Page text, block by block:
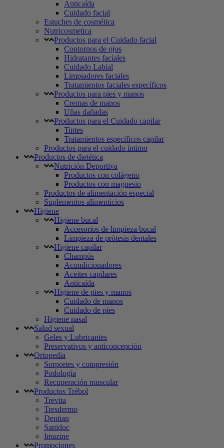
Anticaída
Cuidado facial
Estuches de cosmética
Nutricosmetica
Productos para el Cuidado facial
Contornos de ojos
Hidratantes faciales
Cuidado Labial
Limpiadores faciales
Tratamientos faciales específicos
Productos para pies y manos
Cremas de manos
Uñas dañadas
Productos para el Cuidado capilar
Tintes
Tratamientos específicos capilar
Productos para el cuidado íntimo
Productos de dietética
Nutrición Deportiva
Productos con colágeno
Productos con magnesio
Productos de alimentación especial
Suplementos alimenticios
Higiene
Higiene bucal
Accesorios de limpieza bucal
Limpieza de prótesis dentales
Higiene capilar
Champús
Acondicionadores
Aceites capilares
Anticaída
Higiene de pies y manos
Cuidado de manos
Cuidado de pies
Higiene nasal
Salud sexual
Geles y Lubricantes
Preservativos y anticoncepción
Ortopedia
Sorportes y compresión
Podología
Recuperación muscular
Productos Trébol
Trevita
Tresdermo
Dentian
Sanidoc
Imazine
Promociones